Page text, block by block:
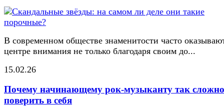
В современном обществе знаменитости часто
центре внимания не только благодаря своим до...
15.02.26
Почему начинающему рок-музыканту так сложно
поверить в себя